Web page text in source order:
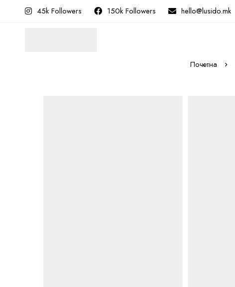
45k Followers 150k Followers hello@lusido.mk
Почетна